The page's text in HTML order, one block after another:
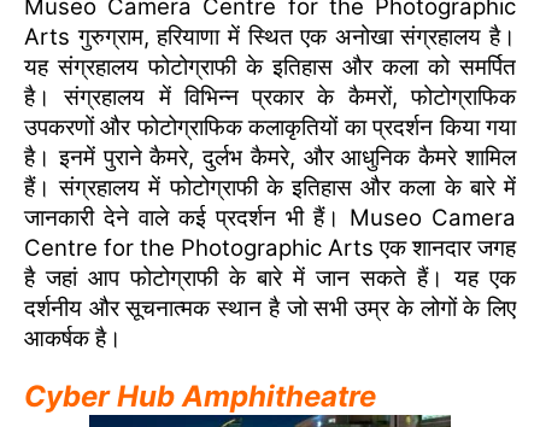
Museo Camera Centre for the Photographic
Arts गुरुग्राम, हरियाणा में स्थित एक अनोखा संग्रहालय है।
यह संग्रहालय फोटोग्राफी के इतिहास और कला को समर्पित
है। संग्रहालय में विभिन्न प्रकार के कैमरों, फोटोग्राफिक
उपकरणों और फोटोग्राफिक कलाकृतियों का प्रदर्शन किया गया
है। इनमें पुराने कैमरे, दुर्लभ कैमरे, और आधुनिक कैमरे शामिल
हैं। संग्रहालय में फोटोग्राफी के इतिहास और कला के बारे में
जानकारी देने वाले कई प्रदर्शन भी हैं। Museo Camera
Centre for the Photographic Arts एक शानदार जगह
है जहां आप फोटोग्राफी के बारे में जान सकते हैं। यह एक
दर्शनीय और सूचनात्मक स्थान है जो सभी उम्र के लोगों के लिए
आकर्षक है।
Cyber Hub Amphitheatre